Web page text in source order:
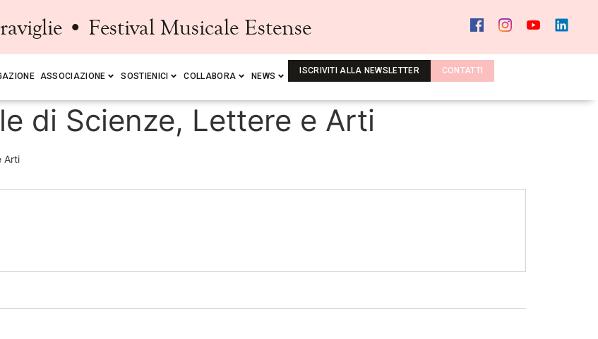
• Festival Musicale Estense
ASSOCIAZIONE SOSTIENICI COLLABORA NEWS
ISCRIVITI ALLA NEWSLETTER CONTATTI
di Scienze, Lettere e Arti
Arti